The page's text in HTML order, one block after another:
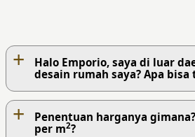
+
Halo Emporio, saya di luar
desain rumah saya? Apa bisa
+
Penentuan harganya
per m2?